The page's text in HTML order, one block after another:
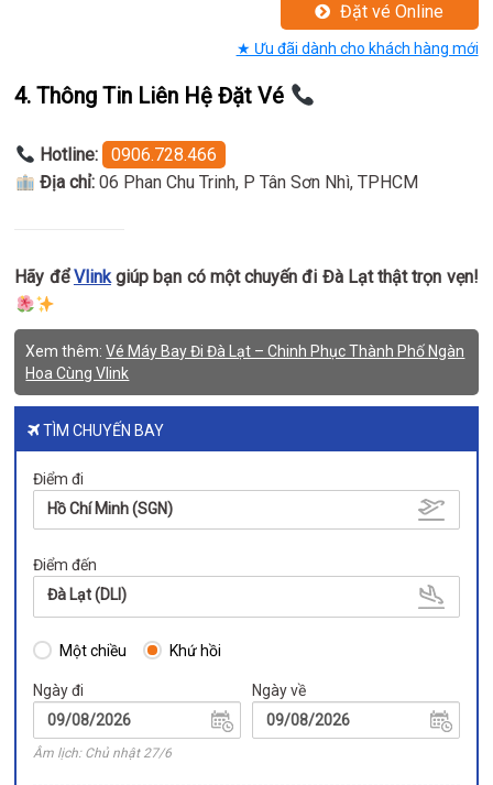
Đặt vé Online
★ Ưu đãi dành cho khách hàng mới
4. Thông Tin Liên Hệ Đặt Vé
Hotline:
0906.728.466
Địa chỉ:06 Phan Chu Trinh, P Tân Sơn Nhì, TPHCM
Hãy đểVlinkgiúp bạn có một chuyến đi Đà Lạt thật trọn vẹn!
Xem thêm:Vé Máy Bay Đi Đà Lạt – Chinh Phục Thành Phố Ngàn
Hoa Cùng Vlink
TÌM CHUYẾN BAY
Điểm đi
Hồ Chí Minh (SGN)
Điểm đến
Đà Lạt (DLI)
Một chiều Khứ hồi
Ngày đi
Âm lịch: Chủ nhật 27/6
Ngày về